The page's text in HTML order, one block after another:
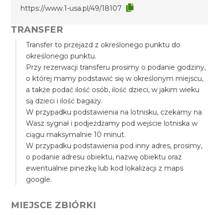
https://www.1-usa.pl/49/18107
TRANSFER
Transfer to przejazd z określonego punktu do
określonego punktu.
Przy rezerwacji transferu prosimy o podanie godziny,
o której mamy podstawić się w określonym miejscu,
a także podać ilość osób, ilość dzieci, w jakim wieku
są dzieci i ilość bagaży.
W przypadku podstawienia na lotnisku, czekamy na
Wasz sygnał i podjeżdżamy pod wejście lotniska w
ciągu maksymalnie 10 minut.
W przypadku podstawienia pod inny adres, prosimy,
o podanie adresu obiektu, nazwę obiektu oraz
ewentualnie pinezkę lub kod lokalizacji z maps
google.
MIEJSCE ZBIÓRKI